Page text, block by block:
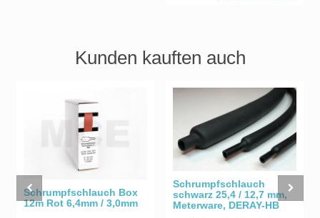
Kunden kauften auch
Schrumpfschlauch Box
12m Rot 6,4mm / 3,0mm
Schrumpfschlauch
schwarz 25,4 / 12,7 mm,
Meterware, DERAY-HB